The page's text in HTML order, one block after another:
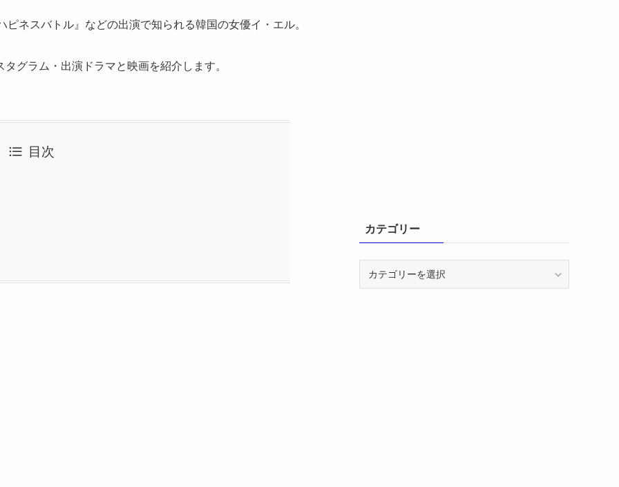
ネスバトル』などの出演で知られる韓国の女優イ・エル。
グラム・出演ドラマと映画を紹介します。
目次
カテゴリー